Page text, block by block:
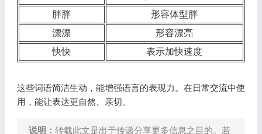
胖胖
形容体型胖
漂漂
形容漂亮
快快
表示加快速度
这些词语简洁生动，能增强语言的表现力。在日常交流中使
用，能让表达更自然、亲切。
说明： 转载此文是出于传递分享更多信息之目的。若